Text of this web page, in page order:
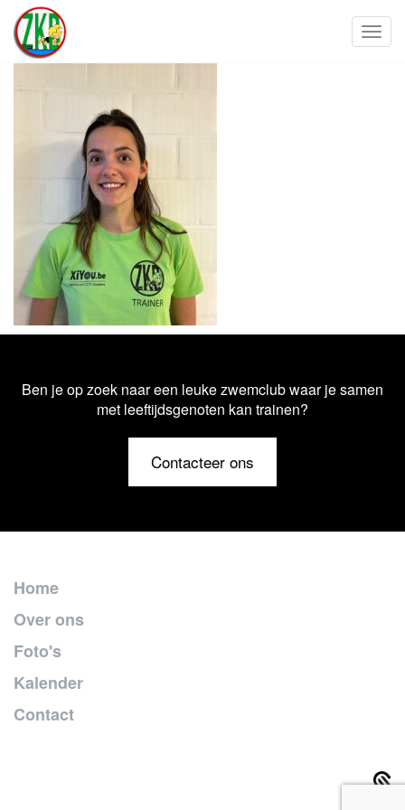
Ben je op zoek naar een leuke zwemclub waar je samen
met leeftijdsgenoten kan trainen?
Contacteer ons
Home
Over ons
Foto's
Kalender
Contact